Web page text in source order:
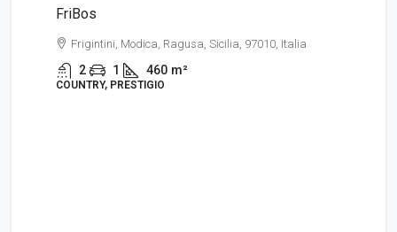
FriBos
Frigintini, Modica, Ragusa, Sicilia, 97010, Italia
2 1 460 m²
COUNTRY, PRESTIGIO